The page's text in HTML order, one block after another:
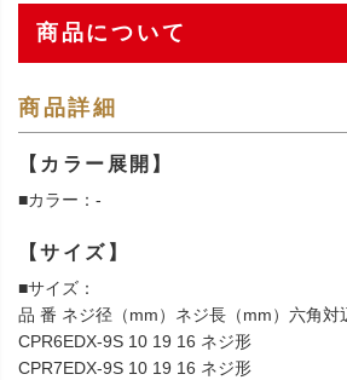
商品について
商品詳細
【カラー展開】
■カラー：-
【サイズ】
■サイズ：
品 番 ネジ径（mm）ネジ長（mm）六角対
CPR6EDX-9S 10 19 16 ネジ形
CPR7EDX-9S 10 19 16 ネジ形